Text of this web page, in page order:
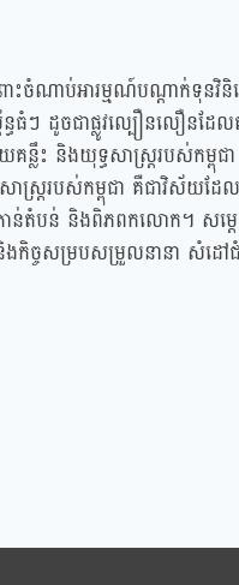
ពោះចំណាប់អារម្មណ៍បណ្ដាក់ទុ
ធំៗ ដូចជាផ្លូវល្បឿនលឿនដែល
លឹះ និងយុទ្ធសាស្ត្ររបស់កម្ពុ
ាស្ត្ររបស់កម្ពុជា គឺជាវិស័យ
ន់តំបន់​ និងពិភពកលោក។ សម្ដេ
ច្ចសម្របសម្រួលនានា សំដៅ